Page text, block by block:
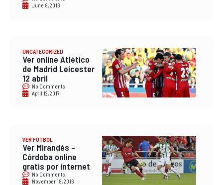
June 8, 2016
UNCATEGORIZED
Ver online Atlético
de Madrid Leicester
12 abril
No Comments
April 12, 2017
VER FÚTBOL
Ver Mirandés –
Córdoba online
gratis por internet
No Comments
November 18, 2016